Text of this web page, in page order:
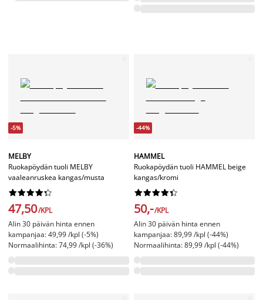
-5%
MELBY
Ruokapöydän tuoli MELBY
vaaleanruskea kangas/musta






47,50/KPL
Alin 30 päivän hinta ennen
kampanjaa: 49,99 /kpl (-5%)
Normaalihinta: 74,99 /kpl (-36%)
-44%
HAMMEL
Ruokapöydän tuoli HAMMEL beige
kangas/kromi






50,-/KPL
Alin 30 päivän hinta ennen
kampanjaa: 89,99 /kpl (-44%)
Normaalihinta: 89,99 /kpl (-44%)